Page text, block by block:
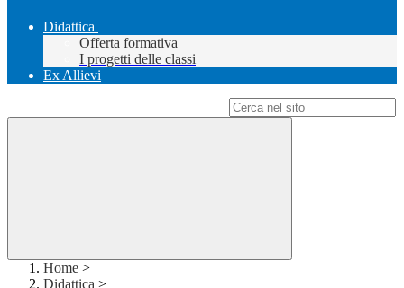
Didattica
Offerta formativa
I progetti delle classi
Ex Allievi
Home >
Didattica >